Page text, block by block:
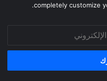
completely customize